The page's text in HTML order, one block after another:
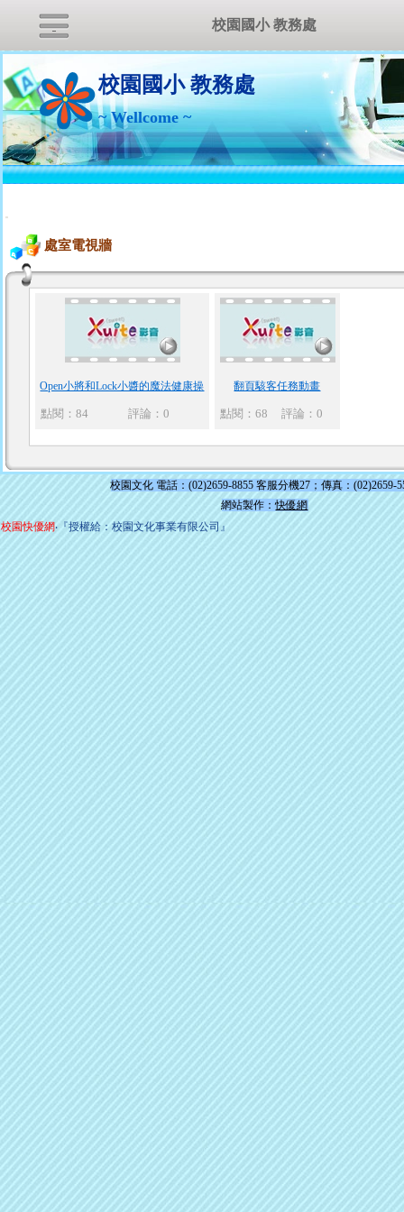
校園國小 教務處
~ Wellcome ~
:::
處室電視牆
Open小將和Lock小醬的魔法健康操
點閱：84 評論：0
翻頁駭客任務動畫
點閱：68 評論：0
校園文化 電話：(02)2659-8855 客服分機27；傳真：(02)2659-
網站製作：快優網
校園快優網‧『授權給：校園文化事業有限公司』
校園國小 教務處